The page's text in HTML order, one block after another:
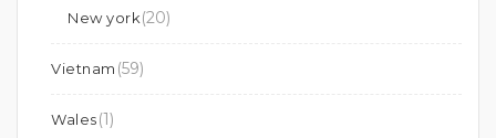
New york(20)
Vietnam (59)
Wales(1)